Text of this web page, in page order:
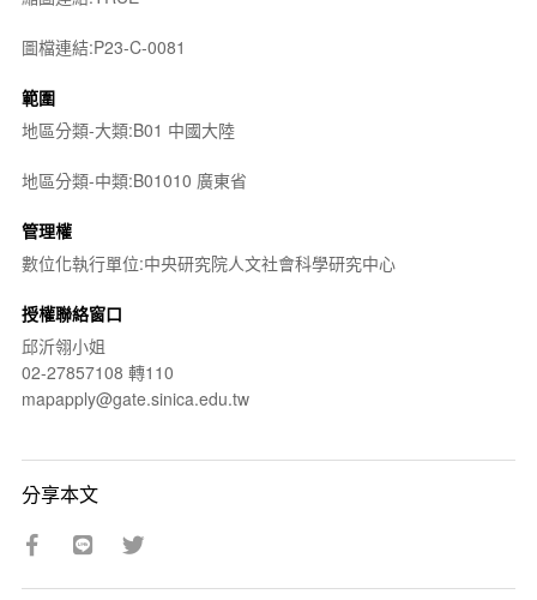
圖檔連結:P23-C-0081
範圍
地區分類-大類:B01 中國大陸
地區分類-中類:B01010 廣東省
管理權
數位化執行單位:中央研究院人文社會科學研究中心
授權聯絡窗口
邱沂翎小姐
02-27857108 轉110
mapapply@gate.sinica.edu.tw
分享本文